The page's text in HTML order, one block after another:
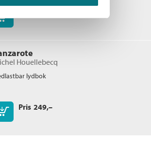
Kjøp
Houellebecq
lydbok
Pris 249,–
Kjøp